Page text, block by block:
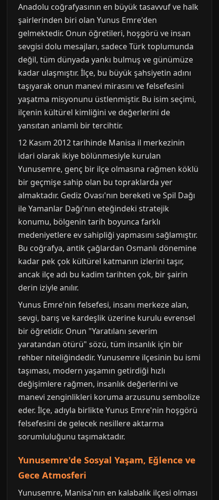
Anadolu coğrafyasının en büyük tasavvuf ve halk
şairlerinden biri olan Yunus Emre'den
gelmektedir. Onun öğretileri, hoşgörü ve insan
sevgisi dolu mesajları, sadece Türk toplumunda
değil, tüm dünyada yankı bulmuş ve günümüze
kadar ulaşmıştır. İlçe, bu büyük şahsiyetin adını
taşıyarak onun manevi mirasını ve felsefesini
yaşatma misyonunu üstlenmiştir. Bu isim seçimi,
ilçenin kültürel kimliğini ve değerlerini de
yansıtan anlamlı bir tercihtir.
12 Kasım 2012 tarihinde Manisa il merkezinin
idari olarak ikiye bölünmesiyle kurulan
Yunusemre, genç bir ilçe olmasına rağmen köklü
bir geçmişe sahip olan bu topraklarda yer
almaktadır. Gediz Ovası'nın bereketi ve Spil Dağı
ile Yamanlar Dağı'nın eteğindeki stratejik
konumu, bölgenin tarih boyunca farklı
medeniyetlere ev sahipliği yapmasını sağlamıştır.
Bu coğrafya, antik çağlardan Osmanlı dönemine
kadar pek çok kültürel katmanın izlerini taşır,
ancak ilçe adı bu kadim tarihten çok, bir şairin
derin iziyle anılır.
Yunus Emre'nin felsefesi, insanı merkeze alan,
sevgi, barış ve kardeşlik üzerine kurulu evrensel
bir öğretidir. Onun "Yaratılanı severim
yaratandan ötürü" sözü, tüm insanlık için bir
rehber niteliğindedir. Yunusemre ilçesinin bu ismi
taşıması, modern yaşamın getirdiği hızlı
değişimlere rağmen, insanlık değerlerini ve
manevi zenginlikleri koruma arzusunu sembolize
eder. İlçe, adıyla birlikte Yunus Emre'nin hoşgörü
felsefesini de gelecek nesillere aktarma
sorumluluğunu taşımaktadır.
Yunusemre'de Sosyal Yaşam, Eğlence ve
Gece Atmosferi
Yunusemre, Manisa'nın en kalabalık ilçesi olması